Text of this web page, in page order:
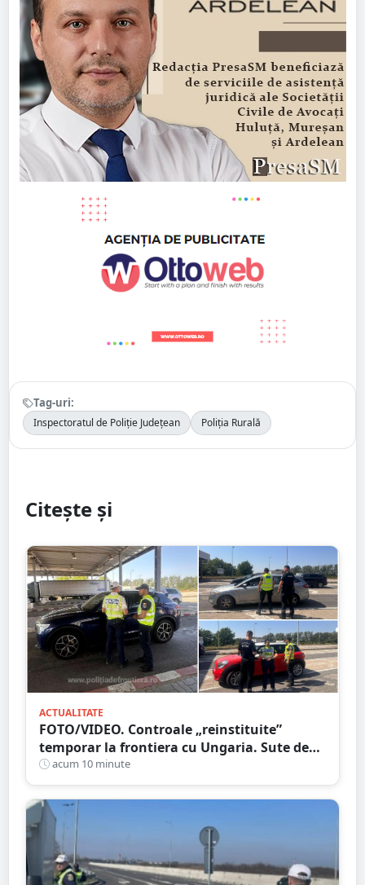
Tag-uri:
Inspectoratul de Poliție Județean Poliția Rurală
Citește și
ACTUALITATE
FOTO/VIDEO. Controale „reinstituite”
temporar la frontiera cu Ungaria. Sute de
persoane și mașini, verificate în județul
Satu Mare
acum 10 minute